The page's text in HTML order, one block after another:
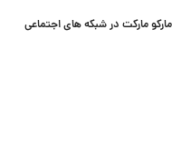
مارکو مارکت در شبکه های اجتماعی